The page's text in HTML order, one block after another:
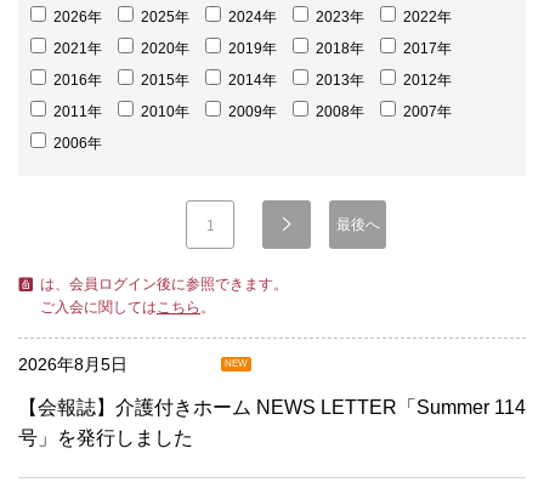
2026年 2025年 2024年 2023年
2022年
2021年
2020年 2019年 2018年
2017年
2016年
2015年 2014年 2013年
2012年
2011年
2010年 2009年 2008年
2007年
2006年
1 最後へ
は、会員ログイン後に参照できます。
ご入会に関してはこちら 。
2026年8月5日 NEW
【会報誌】介護付きホーム NEWS LETTER「Summer 114
号」を発行しました